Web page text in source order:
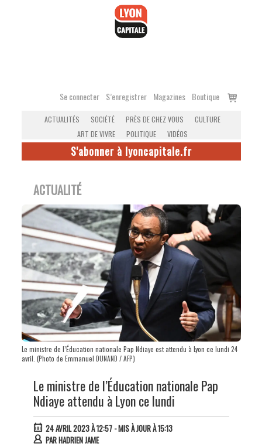
Se connecter S’enregistrer Magazines Boutique
Voir
ACTUALITÉS SOCIÉTÉ PRÈS DE CHEZ VOUS
CULTURE
ART DE VIVRE
POLITIQUE VIDÉOS
S'abonner à lyoncapitale.fr
ACTUALITÉ
Le ministre de l’Éducation nationale Pap Ndiaye est attendu à Lyon ce lundi 24
avril. (Photo de Emmanuel DUNAND / AFP)
Le ministre de l’Éducation nationale Pap
Ndiaye attendu à Lyon ce lundi
24 AVRIL 2023 À 12:57- MIS À JOUR À 15:13
PARHADRIEN JAME